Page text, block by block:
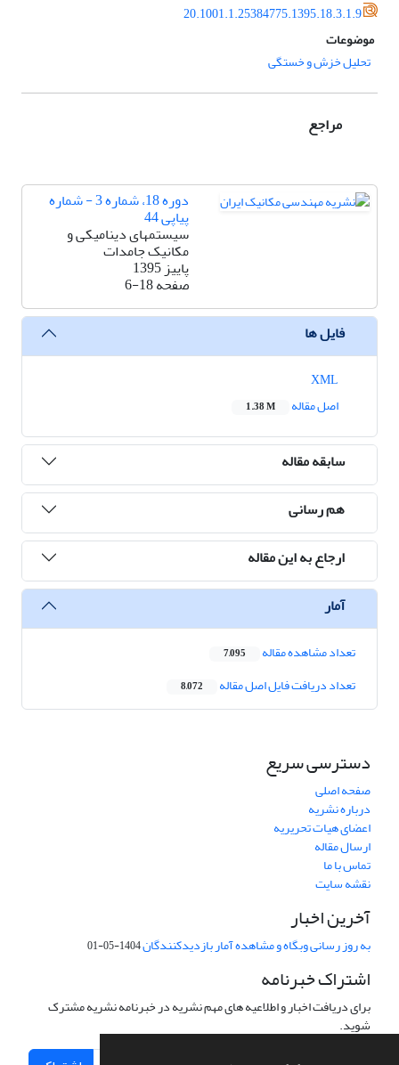
20.1001.1.25384775.1395.18.3.1.9
موضوعات
تحلیل خزش و خستگی
مراجع
دوره 18، شماره 3 - شماره
پیاپی 44
سیستمهای دینامیکی و
مکانیک جامدات
پاییز 1395
صفحه6-18
فایل ها
اصل مقاله
1.38 M
سابقه مقاله
هم رسانی
ارجاع به این مقاله
آمار
تعداد مشاهده مقاله 7,095
تعداد دریافت فایل اصل مقاله 8,072
دسترسی سریع
صفحه اصلی
درباره نشریه
اعضای هیات تحریریه
ارسال مقاله
تماس با ما
نقشه سایت
آخرین اخبار
به روز رسانی وبگاه و مشاهده آمار بازدیدکنندگان1404-05-01
اشتراک خبرنامه
برای دریافت اخبار و اطلاعیه های مهم نشریه در خبرنامه نشریه مشترک
شوید.